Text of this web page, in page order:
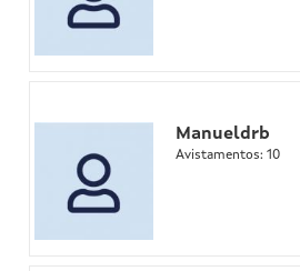
Manueldrb
Avistamentos: 10